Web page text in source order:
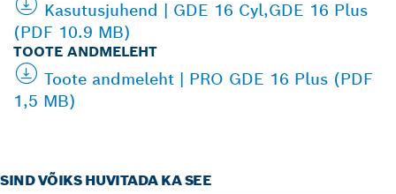
Kasutusjuhend | GDE 16 Cyl,GDE 16 Plus
(PDF 10.9 MB)
TOOTE ANDMELEHT
Toote andmeleht | PRO GDE 16 Plus (PDF
1,5 MB)
SIND VÕIKS HUVITADA KA SEE